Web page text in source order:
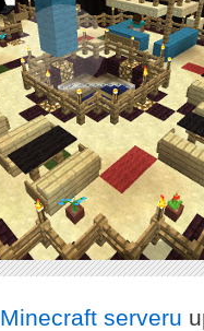
Minecraft serveru